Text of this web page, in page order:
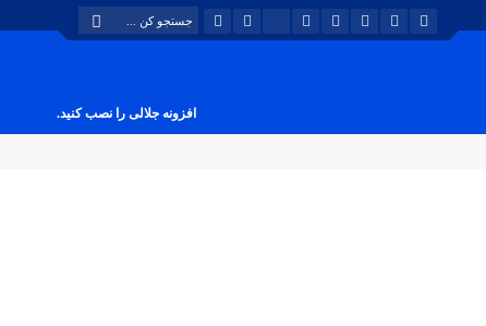
افزونه جلالی را نصب کنید.